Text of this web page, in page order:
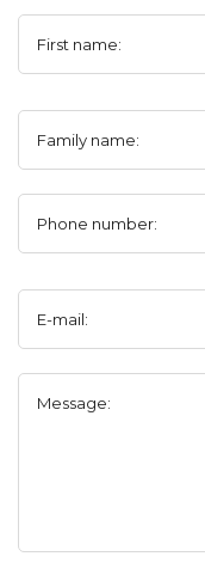
First name:
Family name:
Phone number:
E-mail:
Message: